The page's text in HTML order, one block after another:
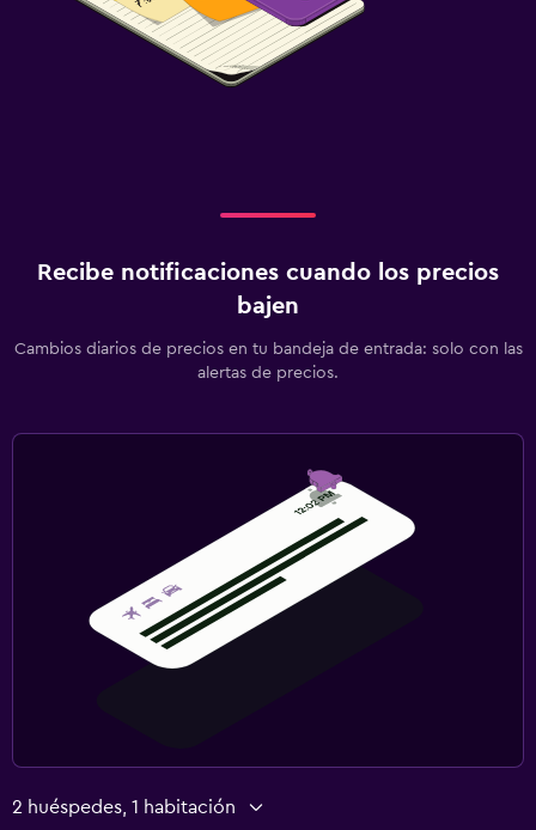
Recibe notificaciones cuando los precios
bajen
Cambios diarios de precios en tu bandeja de entrada: solo con las
alertas de precios.
2 huéspedes, 1 habitación